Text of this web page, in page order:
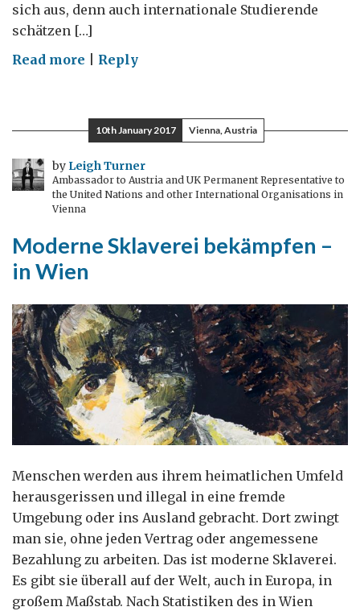
sich aus, denn auch internationale Studierende
schätzen […]
Read more on
Universitäten
so
attraktiv
für
internationale
sind
Reply
10th January 2017 Vienna, Austria
by Leigh Turner
Ambassador to Austria and UK Permanent Representative to
the United Nations and other International Organisations in
Vienna
Moderne Sklaverei bekämpfen –
in Wien
Menschen werden aus ihrem heimatlichen Umfeld
herausgerissen und illegal in eine fremde
Umgebung oder ins Ausland gebracht. Dort zwingt
man sie, ohne jeden Vertrag oder angemessene
Bezahlung zu arbeiten. Das ist moderne Sklaverei.
Es gibt sie überall auf der Welt, auch in Europa, in
großem Maßstab. Nach Statistiken des in Wien